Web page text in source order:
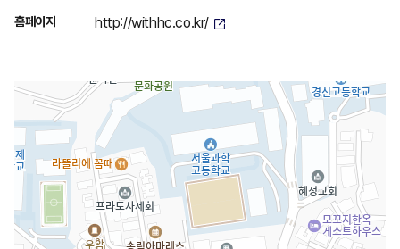
홈페이지 http://withhc.co.kr/